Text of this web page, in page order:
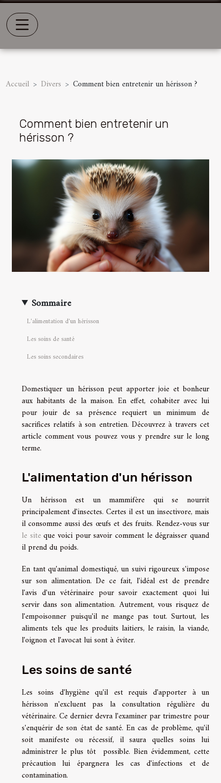
Accueil Divers Comment bien entretenir un hérisson ?
Comment bien entretenir un
hérisson ?
Sommaire
L'alimentation d'un hérisson
Les soins de santé
Les soins secondaires
Domestiquer un hérisson peut apporter joie et bonheur
aux habitants de la maison. En effet, cohabiter avec lui
pour jouir de sa présence requiert un minimum de
sacrifices relatifs à son entretien. Découvrez à travers cet
article comment vous pouvez vous y prendre sur le long
terme.
L'alimentation d'un hérisson
Un hérisson est un mammifère qui se nourrit
principalement d'insectes. Certes il est un insectivore, mais
il consomme aussi des œufs et des fruits. Rendez-vous sur
le siteque voici pour savoir comment le dégraisser quand
il prend du poids.
En tant qu'animal domestiqué, un suivi rigoureux s'impose
sur son alimentation. De ce fait, l'idéal est de prendre
l'avis d'un vétérinaire pour savoir exactement quoi lui
servir dans son alimentation. Autrement, vous risquez de
l'empoisonner puisqu'il ne mange pas tout. Surtout, les
aliments tels que les produits laitiers, le raisin, la viande,
l'oignon et l'avocat lui sont à éviter.
Les soins de santé
Les soins d'hygiène qu'il est requis d'apporter à un
hérisson n'excluent pas la consultation régulière du
vétérinaire. Ce dernier devra l'examiner par trimestre pour
s'enquérir de son état de santé. En cas de problème, qu'il
soit manifeste ou récessif, il saura quelles soins lui
administrer le plus tôt possible. Bien évidemment, cette
précaution lui épargnera les cas d'infections et de
contamination.